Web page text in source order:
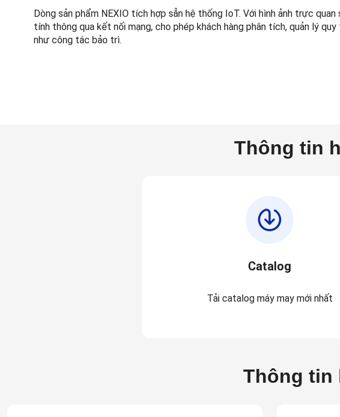
Dòng sản phẩm NEXIO tích hợp sẵn hệ thống IoT. Với hình ảnh trực
tính thông qua kết nối mạng, cho phép khách hàng phân tích, quản lý
như công tác bảo trì.
Thông tin
Catalog
Tải catalog máy may mới nhất
Thông tin